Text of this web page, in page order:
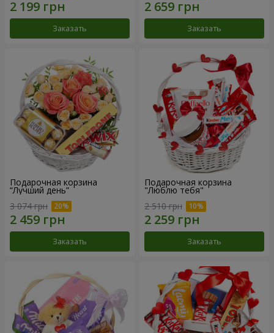
Заказать Заказать
Подарочная корзина
“Лучший день”
3 074 грн
Заказать
Подарочная корзина
"Люблю тебя"
2 510 грн
Заказать